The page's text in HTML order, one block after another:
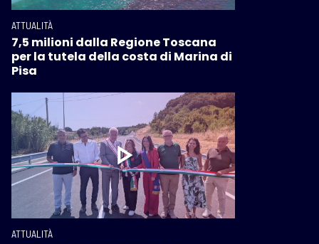
ATTUALITÀ
7,5 milioni dalla Regione Toscana
per la tutela della costa di Marina di
Pisa
ATTUALITÀ